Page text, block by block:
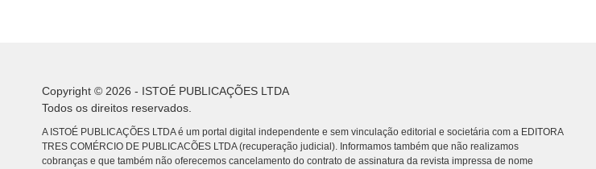
Copyright © 2026 - ISTOÉ PUBLICAÇÕES LTDA
Todos os direitos reservados.
A ISTOÉ PUBLICAÇÕES LTDA é um portal digital independente e sem vinculação editorial e societária com a EDITORA
TRES COMÉRCIO DE PUBLICACÕES LTDA (recuperação judicial). Informamos também que não realizamos
cobranças e que também não oferecemos cancelamento do contrato de assinatura da revista impressa de nome